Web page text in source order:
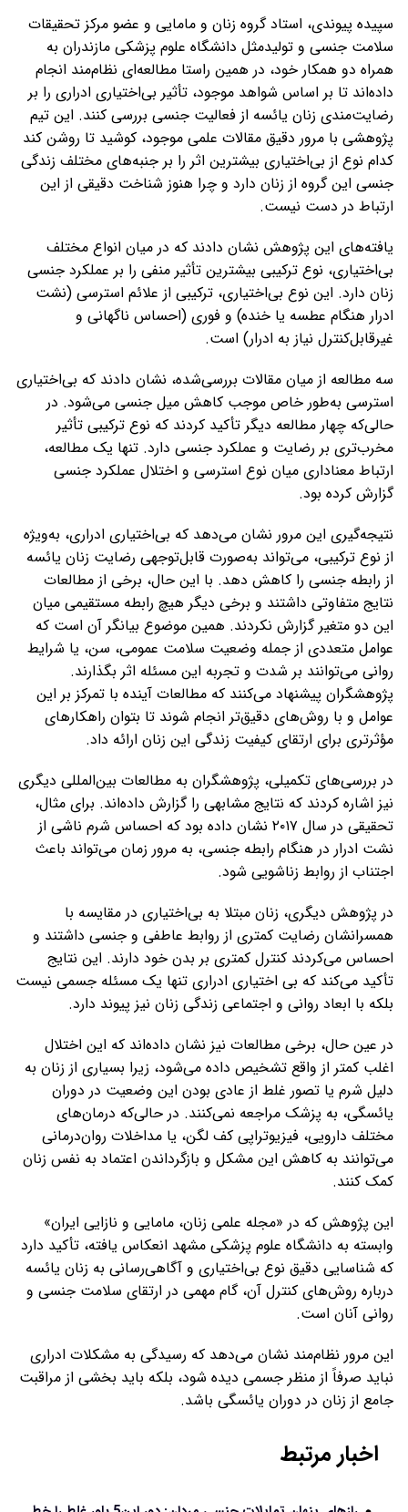
سپیده پیوندی، استاد گروه زنان و مامایی و عضو مرکز تحقیقات
سلامت جنسی و تولیدمثل دانشگاه علوم پزشکی مازندران به
همراه دو همکار خود، در همین راستا مطالعه‌ای نظام‌مند انجام
داده‌اند تا بر اساس شواهد موجود، تأثیر بی‌اختیاری ادراری را بر
رضایت‌مندی زنان یائسه از فعالیت جنسی بررسی کنند. این تیم
پژوهشی با مرور دقیق مقالات علمی موجود، کوشید تا روشن کند
کدام نوع از بی‌اختیاری بیشترین اثر را بر جنبه‌های مختلف زندگی
جنسی این گروه از زنان دارد و چرا هنوز شناخت دقیقی از این
ارتباط در دست نیست.
یافته‌های این پژوهش نشان دادند که در میان انواع مختلف
بی‌اختیاری، نوع ترکیبی بیشترین تأثیر منفی را بر عملکرد جنسی
زنان دارد. این نوع بی‌اختیاری، ترکیبی از علائم استرسی (نشت
ادرار هنگام عطسه یا خنده) و فوری (احساس ناگهانی و
غیرقابل‌کنترل نیاز به ادرار) است.
سه مطالعه از میان مقالات بررسی‌شده، نشان دادند که بی‌اختیاری
استرسی به‌طور خاص موجب کاهش میل جنسی می‌شود. در
حالی‌که چهار مطالعه دیگر تأکید کردند که نوع ترکیبی تأثیر
مخرب‌تری بر رضایت و عملکرد جنسی دارد. تنها یک مطالعه،
ارتباط معناداری میان نوع استرسی و اختلال عملکرد جنسی
گزارش کرده بود.
نتیجه‌گیری این مرور نشان می‌دهد که بی‌اختیاری ادراری، به‌ویژه
از نوع ترکیبی، می‌تواند به‌صورت قابل‌توجهی رضایت زنان یائسه
از رابطه جنسی را کاهش دهد. با این حال، برخی از مطالعات
نتایج متفاوتی داشتند و برخی دیگر هیچ رابطه مستقیمی میان
این دو متغیر گزارش نکردند. همین موضوع بیانگر آن است که
عوامل متعددی از جمله وضعیت سلامت عمومی، سن، یا شرایط
روانی می‌توانند بر شدت و تجربه این مسئله اثر بگذارند.
پژوهشگران پیشنهاد می‌کنند که مطالعات آینده با تمرکز بر این
عوامل و با روش‌های دقیق‌تر انجام شوند تا بتوان راهکارهای
مؤثرتری برای ارتقای کیفیت زندگی این زنان ارائه داد.
در بررسی‌های تکمیلی، پژوهشگران به مطالعات بین‌المللی دیگری
نیز اشاره کردند که نتایج مشابهی را گزارش داده‌اند. برای مثال،
تحقیقی در سال ۲۰۱۷ نشان داده بود که احساس شرم ناشی از
نشت ادرار در هنگام رابطه جنسی، به مرور زمان می‌تواند باعث
اجتناب از روابط زناشویی شود.
در پژوهش دیگری، زنان مبتلا به بی‌اختیاری در مقایسه با
همسرانشان رضایت کمتری از روابط عاطفی و جنسی داشتند و
احساس می‌کردند کنترل کمتری بر بدن خود دارند. این نتایج
تأکید می‌کند که بی اختیاری ادراری تنها یک مسئله جسمی نیست
بلکه با ابعاد روانی و اجتماعی زندگی زنان نیز پیوند دارد.
در عین حال، برخی مطالعات نیز نشان داده‌اند که این اختلال
اغلب کمتر از واقع تشخیص داده می‌شود، زیرا بسیاری از زنان به
دلیل شرم یا تصور غلط از عادی بودن این وضعیت در دوران
یائسگی، به پزشک مراجعه نمی‌کنند. در حالی‌که درمان‌های
مختلف دارویی، فیزیوتراپی کف لگن، یا مداخلات روان‌درمانی
می‌توانند به کاهش این مشکل و بازگرداندن اعتماد به نفس زنان
کمک کنند.
این پژوهش که در «مجله علمی زنان، مامایی و نازایی ایران»
وابسته به دانشگاه علوم پزشکی مشهد انعکاس یافته، تأکید دارد
که شناسایی دقیق نوع بی‌اختیاری و آگاهی‌رسانی به زنان یائسه
درباره روش‌های کنترل آن، گام مهمی در ارتقای سلامت جنسی و
روانی آنان است.
این مرور نظام‌مند نشان می‌دهد که رسیدگی به مشکلات ادراری
نباید صرفاً از منظر جسمی دیده شود، بلکه باید بخشی از مراقبت
جامع از زنان در دوران یائسگی باشد.
اخبار مرتبط